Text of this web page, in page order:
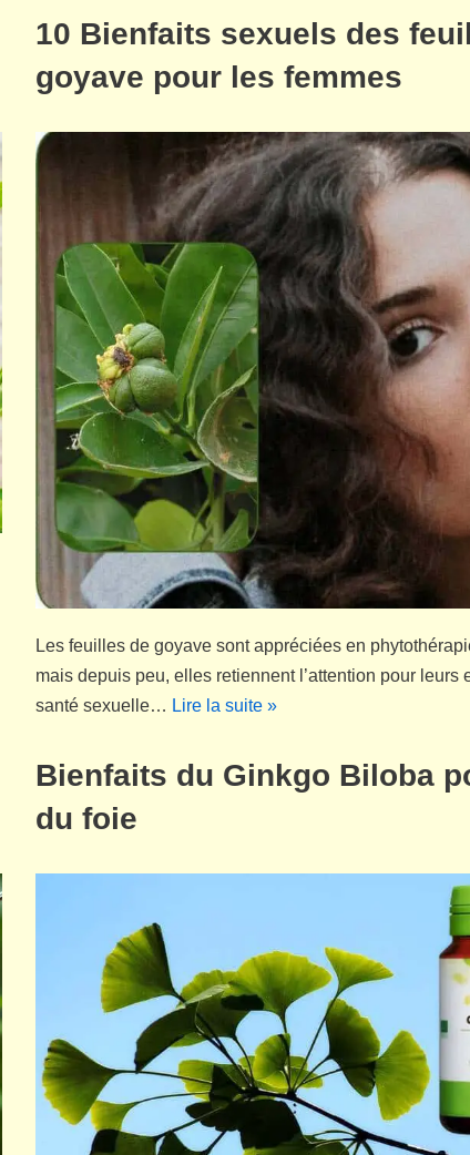
10 Bienfaits sexuels des
goyave pour les femmes
Les feuilles de goyave sont appréciées en
mais depuis peu, elles retiennent l’attention pour leurs
santé sexuelle… Lire la suite »
Bienfaits du Ginkgo Biloba
du foie